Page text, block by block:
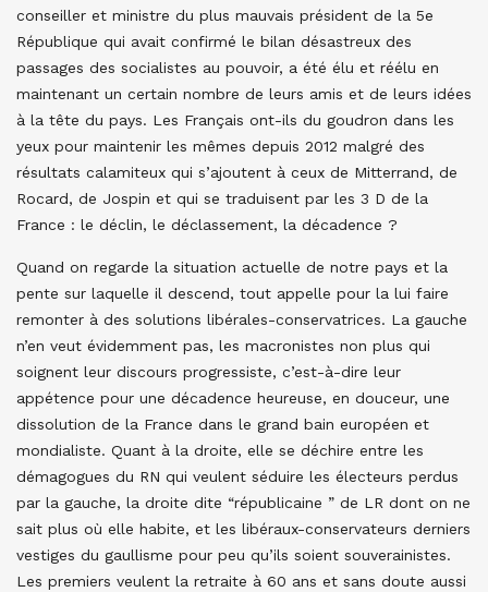
conseiller et ministre du plus mauvais président de la 5e
République qui avait confirmé le bilan désastreux des
passages des socialistes au pouvoir, a été élu et réélu en
maintenant un certain nombre de leurs amis et de leurs idées
à la tête du pays. Les Français ont-ils du goudron dans les
yeux pour maintenir les mêmes depuis 2012 malgré des
résultats calamiteux qui s’ajoutent à ceux de Mitterrand, de
Rocard, de Jospin et qui se traduisent par les 3 D de la
France : le déclin, le déclassement, la décadence ?
Quand on regarde la situation actuelle de notre pays et la
pente sur laquelle il descend, tout appelle pour la lui faire
remonter à des solutions libérales-conservatrices. La gauche
n’en veut évidemment pas, les macronistes non plus qui
soignent leur discours progressiste, c’est-à-dire leur
appétence pour une décadence heureuse, en douceur, une
dissolution de la France dans le grand bain européen et
mondialiste. Quant à la droite, elle se déchire entre les
démagogues du RN qui veulent séduire les électeurs perdus
par la gauche, la droite dite “républicaine ” de LR dont on ne
sait plus où elle habite, et les libéraux-conservateurs derniers
vestiges du gaullisme pour peu qu’ils soient souverainistes.
Les premiers veulent la retraite à 60 ans et sans doute aussi